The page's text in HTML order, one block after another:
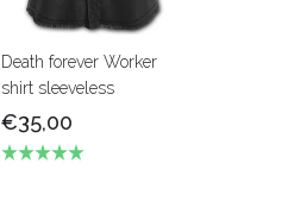
Death forever Worker
shirt sleeveless
€35,00